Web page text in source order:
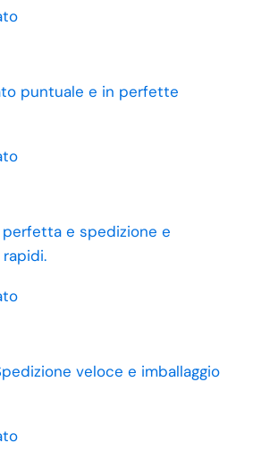
puntuale e in perfette
e spedizione e
veloce e imballaggio